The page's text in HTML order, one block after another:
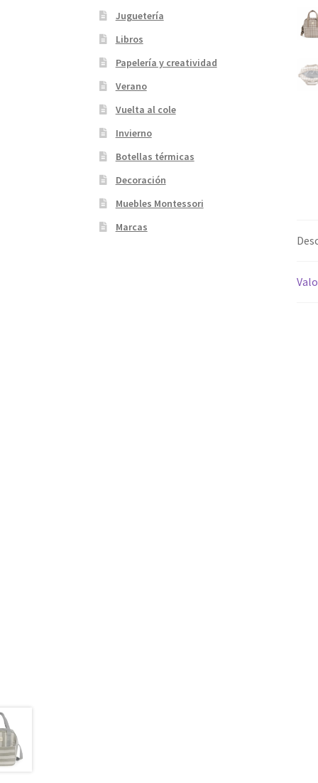
Juguetería
Libros
Papelería y creatividad
Verano
Vuelta al cole
Invierno
Botellas térmicas
Decoración
Muebles Montessori
Marcas